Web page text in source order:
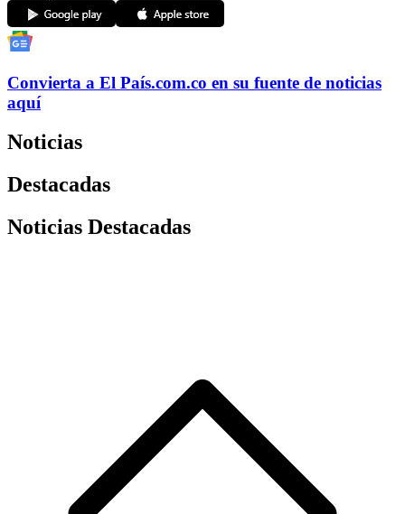
Convierta a El País.com.co en su fuente de noticias
aquí
Noticias
Destacadas
Noticias Destacadas